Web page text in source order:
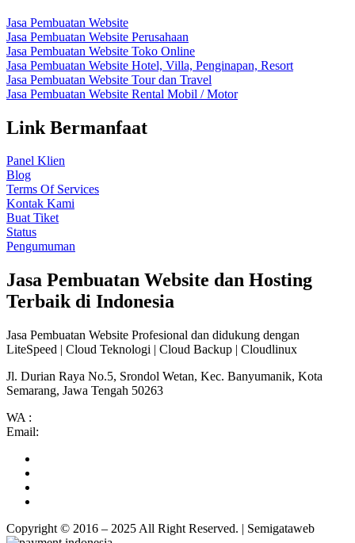
Jasa Pembuatan Website
Jasa Pembuatan Website Perusahaan
Jasa Pembuatan Website Toko Online
Jasa Pembuatan Website Hotel, Villa, Penginapan, Resort
Jasa Pembuatan Website Tour dan Travel
Jasa Pembuatan Website Rental Mobil / Motor
Link Bermanfaat
Panel Klien
Blog
Terms Of Services
Kontak Kami
Buat Tiket
Status
Pengumuman
Jasa Pembuatan Website dan Hosting
Terbaik di Indonesia
Jasa Pembuatan Website Profesional dan didukung dengan
LiteSpeed | Cloud Teknologi | Cloud Backup | Cloudlinux
Jl. Durian Raya No.5, Srondol Wetan, Kec. Banyumanik, Kota
Semarang, Jawa Tengah 50263
WA :
Email:
Copyright © 2016 – 2025 All Right Reserved. | Semigataweb